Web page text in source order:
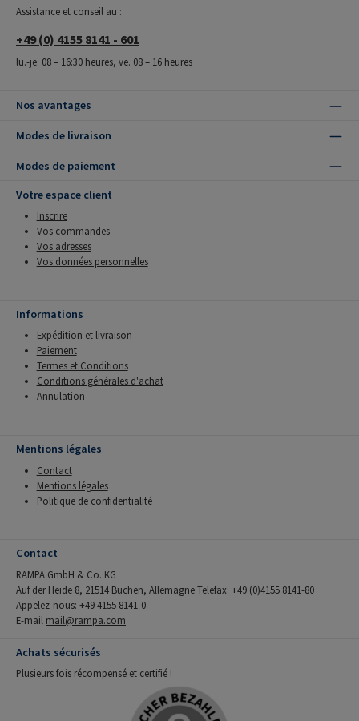
Assistance et conseil au :
+49 (0) 4155 8141 - 601
lu.-je. 08 – 16:30 heures, ve. 08 – 16 heures
Nos avantages
Modes de livraison
Modes de paiement
Votre espace client
Inscrire
Vos commandes
Vos adresses
Vos données personnelles
Informations
Expédition et livraison
Paiement
Termes et Conditions
Conditions générales d'achat
Annulation
Mentions légales
Contact
Mentions légales
Politique de confidentialité
Contact
RAMPA GmbH & Co. KG
Auf der Heide 8, 21514 Büchen, Allemagne Telefax: +49 (0)4155 8141-80
Appelez-nous: +49 4155 8141-0
E-mail mail@rampa.com
Achats sécurisés
Plusieurs fois récompensé et certifié !